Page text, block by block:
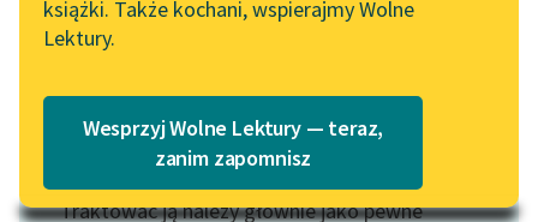
Nowy audiobook –
„Marzenie o Oriencie”
Lektury szkolne i klasyka
Przypisy
Katalog w formacie PDF
książki. Także kochani, wspierajmy Wolne
Lektury.
Wesprzyj Wolne Lektury — teraz,
zanim zapomnisz
Motyw: Spowiedź
Traktować ją należy głównie jako pewne